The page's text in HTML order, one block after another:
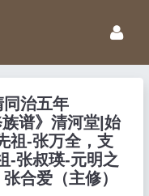
治五年
族谱》清河堂|始
祖-张万全，支
-张叔瑛-元明之
合爱（主修）